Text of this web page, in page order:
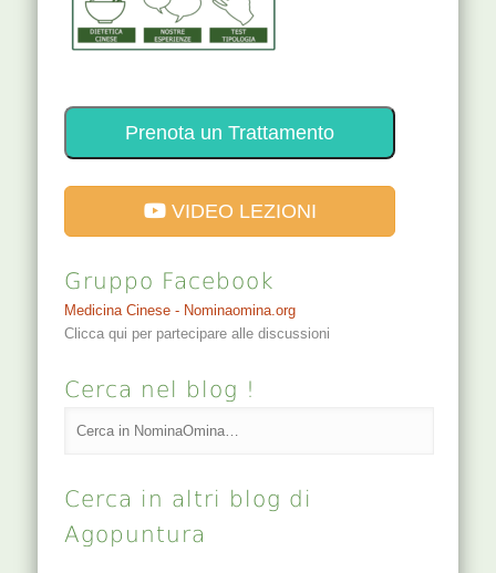
Prenota un Trattamento
VIDEO LEZIONI
Gruppo Facebook
Medicina Cinese - Nominaomina.org
Clicca qui per partecipare alle discussioni
Cerca nel blog !
Cerca in altri blog di
Agopuntura